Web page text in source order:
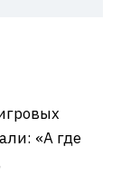
«А где